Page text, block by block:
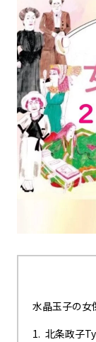
水晶玉子の女
北条政子